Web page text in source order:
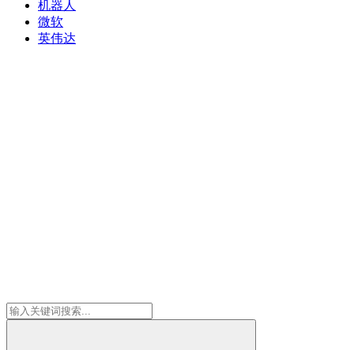
机器人
微软
英伟达